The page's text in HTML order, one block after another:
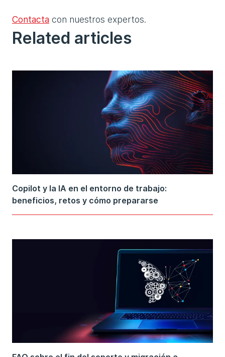
Contacta con nuestros expertos.
Related articles
Copilot y la IA en el entorno de trabajo:
beneficios, retos y cómo prepararse